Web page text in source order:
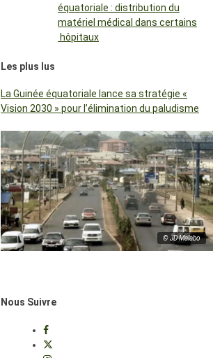
équatoriale : distribution du
matériel médical dans certains
hôpitaux
Les plus lus
La Guinée équatoriale lance sa stratégie «
Vision 2030 » pour l’élimination du paludisme
© JD Malabo
Nous Suivre